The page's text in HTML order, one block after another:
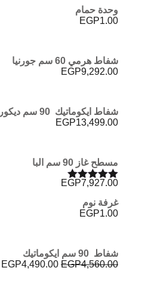
وحدة حمام
EGP1.00
شفاط هرمي 60 سم جورنيا
EGP9,292.00
شفاط ايكوماتيك 90 سم ديكوريتيف مائل
EGP13,499.00
مسطح غاز 90 سم البا
تم التقييم EGP7,927.00
غرفة نوم
EGP1.00
شفاط 90 سم ايكوماتيك
EGP4,560.00
السعر
EGP4,490.00